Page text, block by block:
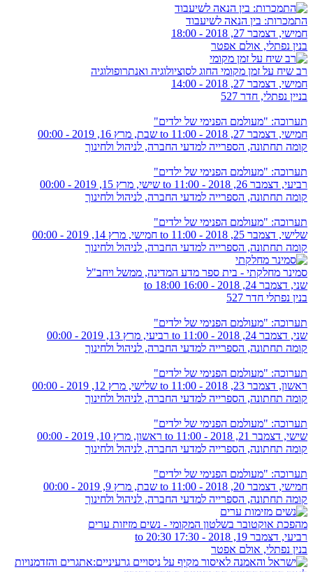
התמכרות: בין הנאה לשיעבוד
חמישי, דצמבר 27, 2018 - 18:00
בנין נפתלי, אולם אפטר
רב שיח על זמן מקומי החוג לסוציולוגיה ואנתרופולוגיה
חמישי, דצמבר 27, 2018 - 14:00
בניין נפתלי, חדר 527
תערוכה: "מעולמם הפנימי של ילדים"
חמישי, דצמבר 27, 2018 - 11:00
שבת, מרץ 16, 2019 - 00:00
קומה תחתונה, הספרייה למדעי החברה, לניהול ולחינוך
תערוכה: "מעולמם הפנימי של ילדים"
רביעי, דצמבר 26, 2018 - 11:00
שישי, מרץ 15, 2019 - 00:00
קומה תחתונה, הספרייה למדעי החברה, לניהול ולחינוך
תערוכה: "מעולמם הפנימי של ילדים"
שלישי, דצמבר 25, 2018 - 11:00
חמישי, מרץ 14, 2019 - 00:00
קומה תחתונה, הספרייה למדעי החברה, לניהול ולחינוך
סמינר מחלקתי - בית ספר מדע המדינה, ממשל ויחב"ל
שני, דצמבר 24, 2018 -
16:00
18:00
בנין נפתלי חדר 527
תערוכה: "מעולמם הפנימי של ילדים"
שני, דצמבר 24, 2018 - 11:00
רביעי, מרץ 13, 2019 - 00:00
קומה תחתונה, הספרייה למדעי החברה, לניהול ולחינוך
תערוכה: "מעולמם הפנימי של ילדים"
ראשון, דצמבר 23, 2018 - 11:00
שלישי, מרץ 12, 2019 - 00:00
קומה תחתונה, הספרייה למדעי החברה, לניהול ולחינוך
תערוכה: "מעולמם הפנימי של ילדים"
שישי, דצמבר 21, 2018 - 11:00
ראשון, מרץ 10, 2019 - 00:00
קומה תחתונה, הספרייה למדעי החברה, לניהול ולחינוך
תערוכה: "מעולמם הפנימי של ילדים"
חמישי, דצמבר 20, 2018 - 11:00
שבת, מרץ 9, 2019 - 00:00
קומה תחתונה, הספרייה למדעי החברה, לניהול ולחינוך
מהפכת אוקטובר בשלטון המקומי - נשים מזיזות ערים
רביעי, דצמבר 19, 2018 -
17:30
20:30
בנין נפתלי, אולם אפטר